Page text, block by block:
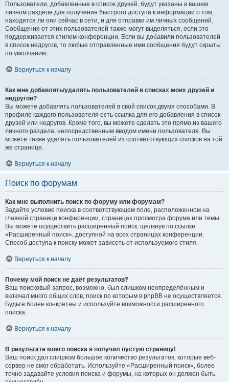
Пользователи, добавленные в список друзей, будут указаны в вашем
личном разделе для получения быстрого доступа к информации о том,
находятся ли они сейчас в сети, и для отправки им личных сообщений.
Сообщения от этих пользователей также могут выделяться, если это
поддерживается стилем конференции. Если вы добавили пользователей
в список недругов, то любые отправленные ими сообщения будут скрыты
по умолчанию.
Вернуться к началу
Как мне добавлять/удалять пользователей в списках моих друзей и
недругов?
Вы можете добавлять пользователей в свой список двумя способами. В
профиле каждого пользователя есть ссылка для его добавления в список
друзей или недругов. Кроме того, вы можете сделать это прямо из вашего
личного раздела, непосредственным вводом имени пользователя. Вы
можете также удалять пользователей из соответствующих списков на той
же странице.
Вернуться к началу
Поиск по форумам
Как мне выполнить поиск по форуму или форумам?
Задайте условие поиска в соответствующем поле, расположенном на
главной странице конференции, страницах просмотра форума или темы.
Вы можете осуществить расширенный поиск, щёлкнув по ссылке
«Расширенный поиск», доступной на всех страницах конференции.
Способ доступа к поиску может зависеть от используемого стиля.
Вернуться к началу
Почему мой поиск не даёт результатов?
Ваш поисковый запрос, возможно, был слишком неопределённым и
включал много общих слов, поиск по которым в phpBB не осуществляется.
Будьте более конкретны и используйте возможности расширенного
поиска.
Вернуться к началу
В результате моего поиска я получил пустую страницу!
Ваш поиск дал слишком большое количество результатов, которые веб-
сервер не смог обработать. Используйте «Расширенный поиск», более
точно задавайте условия поиска и форумы, на которых он должен быть